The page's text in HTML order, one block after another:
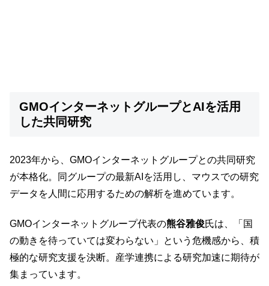
GMOインターネットグループとAIを活用
した共同研究
2023年から、GMOインターネットグループとの共同研究
が本格化。同グループの最新AIを活用し、マウスでの研究
データを人間に応用するための解析を進めています。
GMOインターネットグループ代表の熊谷雅俊氏は、「国
の動きを待っていては変わらない」という危機感から、積
極的な研究支援を決断。産学連携による研究加速に期待が
集まっています。